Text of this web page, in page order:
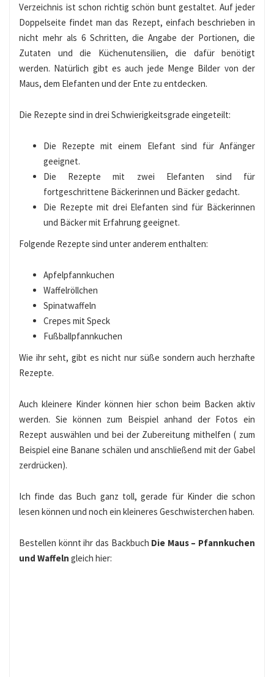
Verzeichnis ist schon richtig schön bunt gestaltet. Auf jeder
Doppelseite findet man das Rezept, einfach beschrieben in
nicht mehr als 6 Schritten, die Angabe der Portionen, die
Zutaten und die Küchenutensilien, die dafür benötigt
werden. Natürlich gibt es auch jede Menge Bilder von der
Maus, dem Elefanten und der Ente zu entdecken.
Die Rezepte sind in drei Schwierigkeitsgrade eingeteilt:
Die Rezepte mit einem Elefant sind für Anfänger
geeignet.
Die Rezepte mit zwei Elefanten sind für
fortgeschrittene Bäckerinnen und Bäcker gedacht.
Die Rezepte mit drei Elefanten sind für Bäckerinnen
und Bäcker mit Erfahrung geeignet.
Folgende Rezepte sind unter anderem enthalten:
Apfelpfannkuchen
Waffelröllchen
Spinatwaffeln
Crepes mit Speck
Fußballpfannkuchen
Wie ihr seht, gibt es nicht nur süße sondern auch herzhafte
Rezepte.
Auch kleinere Kinder können hier schon beim Backen aktiv
werden. Sie können zum Beispiel anhand der Fotos ein
Rezept auswählen und bei der Zubereitung mithelfen ( zum
Beispiel eine Banane schälen und anschließend mit der Gabel
zerdrücken).
Ich finde das Buch ganz toll, gerade für Kinder die schon
lesen können und noch ein kleineres Geschwisterchen haben.
Bestellen könnt ihr das Backbuch Die Maus – Pfannkuchen
und Waffeln gleich hier: